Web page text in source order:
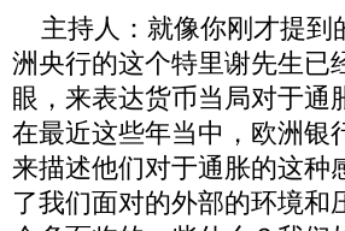
主持人：就像你刚才提到
洲央行的这个特里谢先生已
眼，来表达货币当局对于通
在最近这些年当中，欧洲银
来描述他们对于通胀的这种
了我们面对的外部的环境和